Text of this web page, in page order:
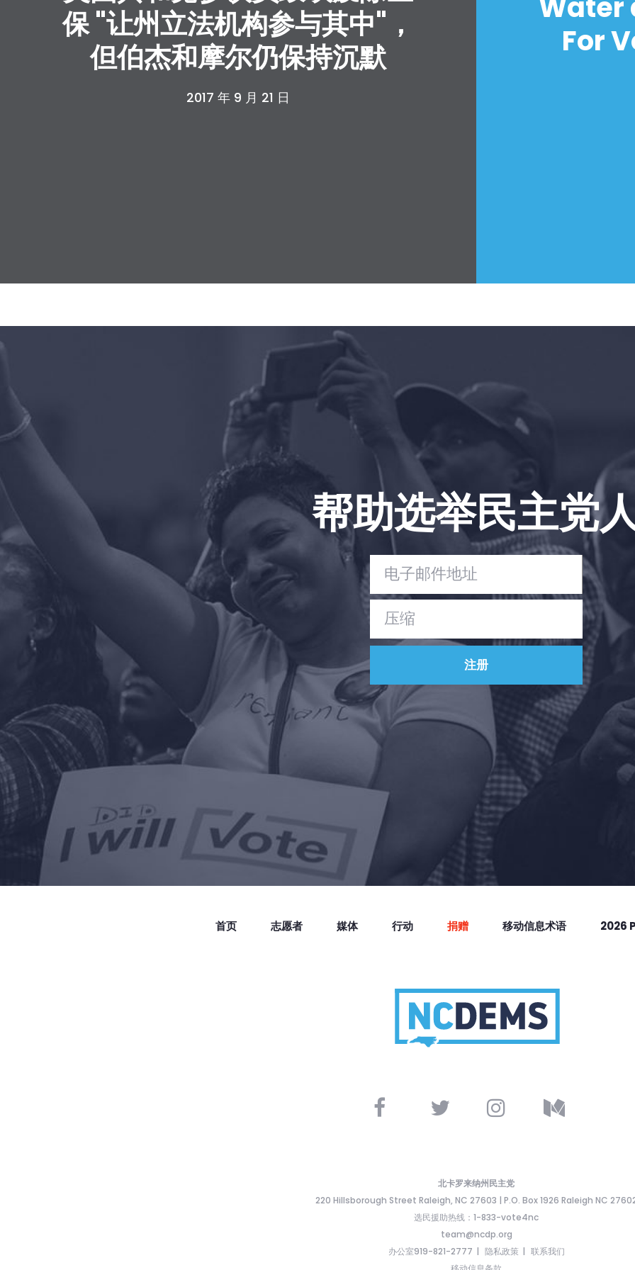
Take Back the Courts
与我们合作
新闻
捐赠
保 "让州立法机构参与其中"，
但伯杰和摩尔仍保持沉默
2017 年 9 月 21 日
For
帮助选举民主党
首页 志愿者 媒体 行动 捐赠 移动信息术语 2026
北卡罗来纳州民主党
220 Hillsborough Street Raleigh, NC 27603 | P.O. Box 1926 Raleigh NC
选民援助热线：1-833-vote4nc
team@ncdp.org
办公室919-821-2777
隐私政策
联系我们